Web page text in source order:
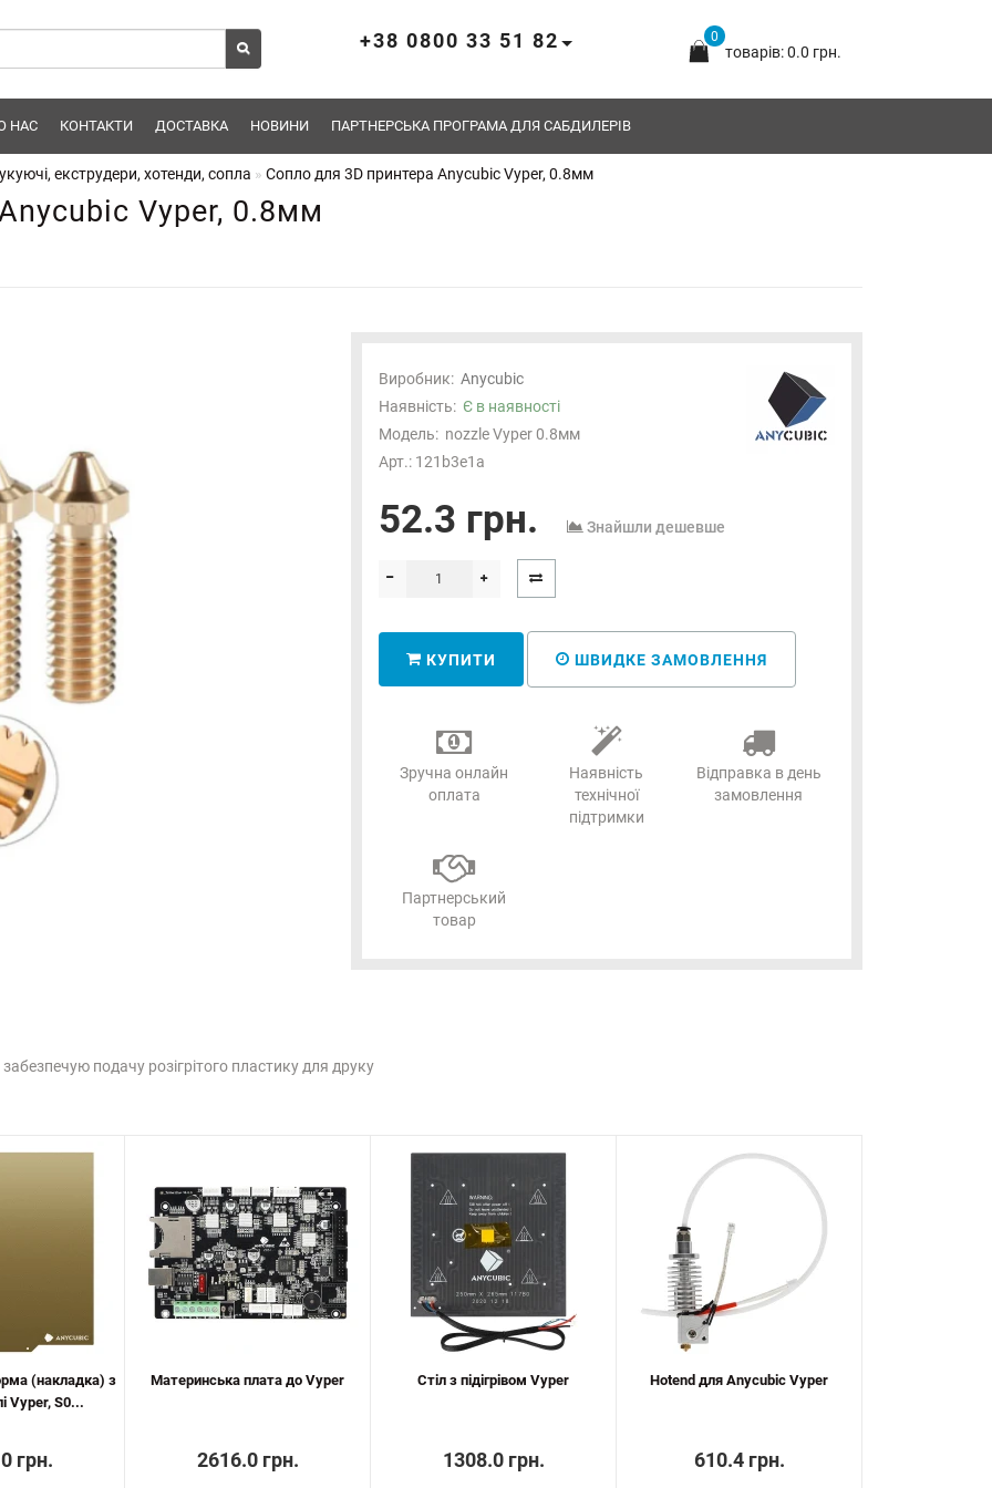
0
товарів: 0.0 грн.
+38 0800 33 51 82
НАС КОНТАКТИ ДОСТАВКА НОВИНИ ПАРТНЕРСЬКА ПРОГРАМА ДЛЯ САБДИЛЕРІВ
екструдери, хотенди, сопла Сопло для 3D принтера Anycubic Vyper, 0.8мм
Vyper, 0.8мм
Виробник: Anycubic
Наявність: Є в наявності
Модель: nozzle Vyper 0.8мм
Арт.: 121b3e1a
52.3 грн. Знайшли дешевше
КУПИТИ ШВИДКЕ ЗАМОВЛЕННЯ
Зручна онлайн
оплата
Наявність
технічної
підтримки
Відправка в день
замовлення
Партнерський
товар
подачу розігрітого пластику для друку
(накладка) з
Vyper, S0...
грн.
Материнська плата до Vyper
2616.0 грн.
Стіл з підігрівом Vyper
1308.0 грн.
Hotend для Anycubic Vyper
610.4 грн.